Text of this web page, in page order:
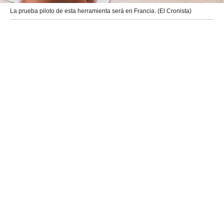
La prueba piloto de esta herramienta será en Francia. (El Cronista)